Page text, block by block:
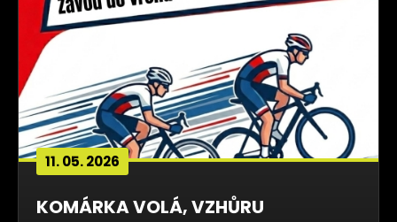
11. 05. 2026
KOMÁRKA VOLÁ, VZHŮRU